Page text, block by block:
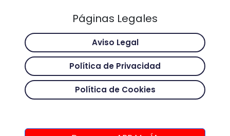
Páginas Legales
Aviso Legal
Política de Privacidad
Política de Cookies